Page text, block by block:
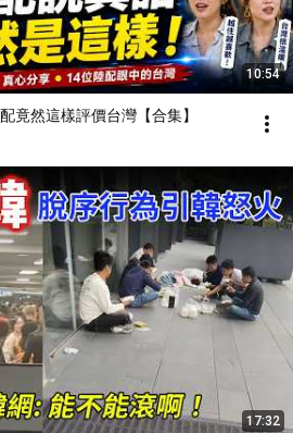
10:54
竟然這樣評價台灣【合集】
17:32